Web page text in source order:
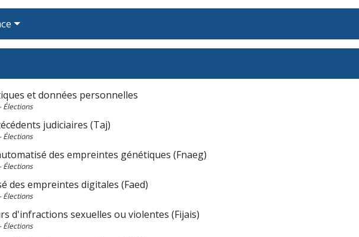
et données personnelles
Élections
judiciaires (Taj)
Élections
des empreintes génétiques (Fnaeg)
Élections
des empreintes digitales (Faed)
Élections
d'infractions sexuelles ou violentes (Fijais)
Élections